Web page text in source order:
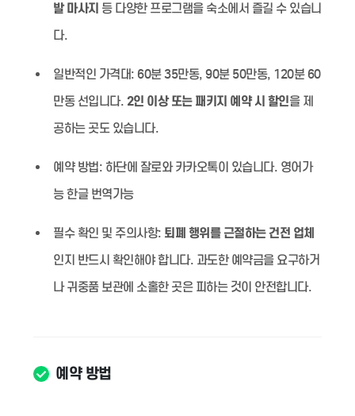
발 마사지 등 다양한 프로그램을 숙소에서 즐길 수 있습니
다.
일반적인 가격대: 60분 35만동, 90분 50만동, 120분 60
만동 선입니다. 2인 이상 또는 패키지 예약 시 할인을 제
공하는 곳도 있습니다.
예약 방법: 하단에 잘로와 카카오톡이 있습니다. 영어가
능 한글 번역가능
필수 확인 및 주의사항: 퇴폐 행위를 근절하는 건전 업체
인지 반드시 확인해야 합니다. 과도한 예약금을 요구하거
나 귀중품 보관에 소홀한 곳은 피하는 것이 안전합니다.
예약 방법